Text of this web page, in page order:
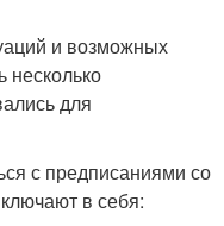
и возможных
для
с предписаниями со
в себя: